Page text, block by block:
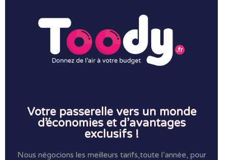
Votre passerelle vers un monde
d’économies et d’avantages
exclusifs !
Nous négocions les meilleurs tarifs,toute l’année, pour